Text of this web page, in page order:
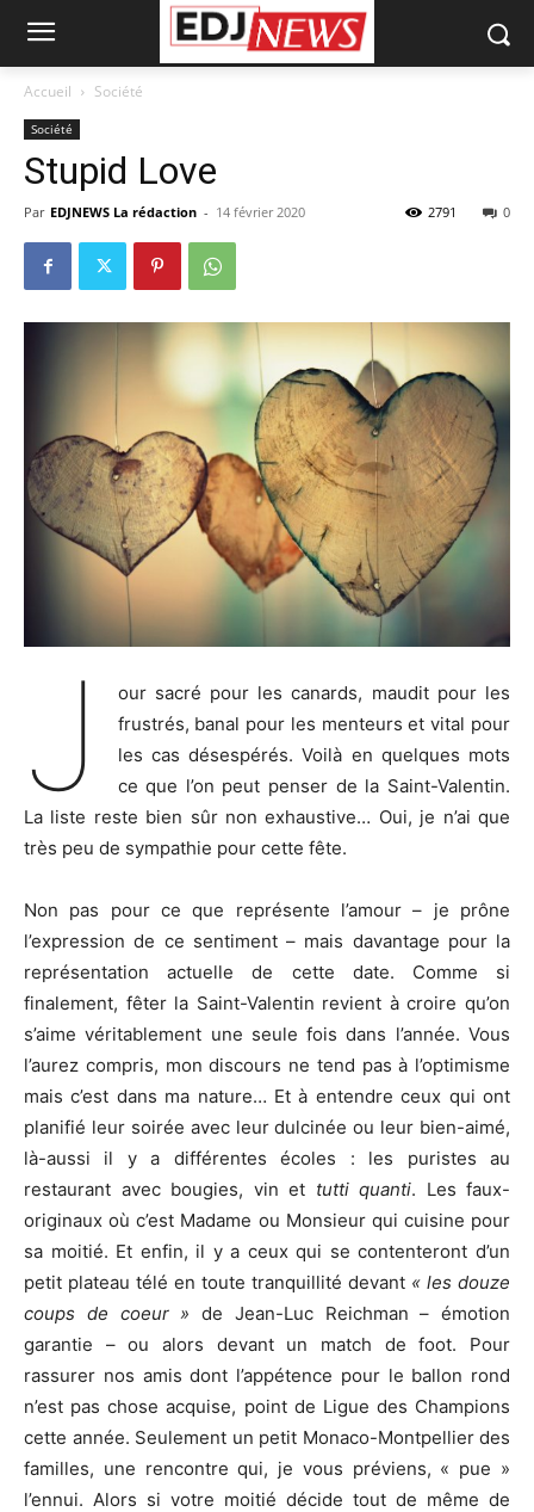
Accueil Société
Société
Stupid Love
Par EDJNEWS La rédaction - 14 février 2020 0
2791
J
our sacré pour les canards, maudit pour les
frustrés, banal pour les menteurs et vital pour
les cas désespérés. Voilà en quelques mots
ce que l’on peut penser de la Saint-Valentin.
La liste reste bien sûr non exhaustive… Oui, je n’ai que
très peu de sympathie pour cette fête.
Non pas pour ce que représente l’amour – je prône
l’expression de ce sentiment – mais davantage pour la
représentation actuelle de cette date. Comme si
finalement, fêter la Saint-Valentin revient à croire qu’on
s’aime véritablement une seule fois dans l’année. Vous
l’aurez compris, mon discours ne tend pas à l’optimisme
mais c’est dans ma nature… Et à entendre ceux qui ont
planifié leur soirée avec leur dulcinée ou leur bien-aimé,
là-aussi il y a différentes écoles : les puristes au
restaurant avec bougies, vin et tutti quanti. Les faux-
originaux où c’est Madame ou Monsieur qui cuisine pour
sa moitié. Et enfin, il y a ceux qui se contenteront d’un
petit plateau télé en toute tranquillité devant « les douze
coups de coeur » de Jean-Luc Reichman – émotion
garantie – ou alors devant un match de foot. Pour
rassurer nos amis dont l’appétence pour le ballon rond
n’est pas chose acquise, point de Ligue des Champions
cette année. Seulement un petit Monaco-Montpellier des
familles, une rencontre qui, je vous préviens, « pue »
l’ennui. Alors si votre moitié décide tout de même de